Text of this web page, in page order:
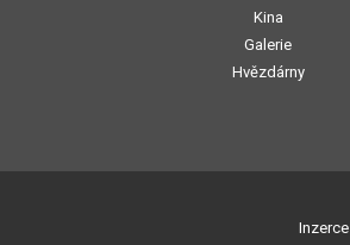
Kina
Galerie
Hvězdárny
Inzerce